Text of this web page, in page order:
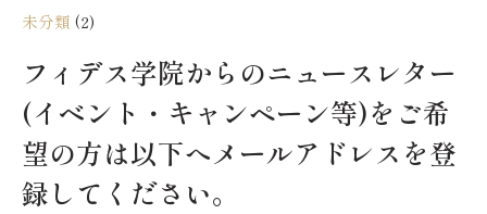
未分類 (2)
フィデス学院からのニュースレター
(イベント・キャンペーン等)をご希
望の方は以下へメールアドレスを登
録してください。